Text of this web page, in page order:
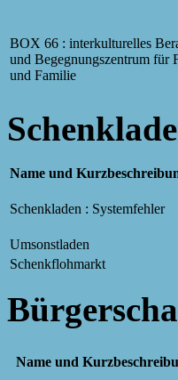
BOX 66 : interkulturelles
und Begegnungszentrum für
und Familie
Name und
Schenkladen : Systemfehler
Umsonstladen
Schenkflohmarkt
Name und